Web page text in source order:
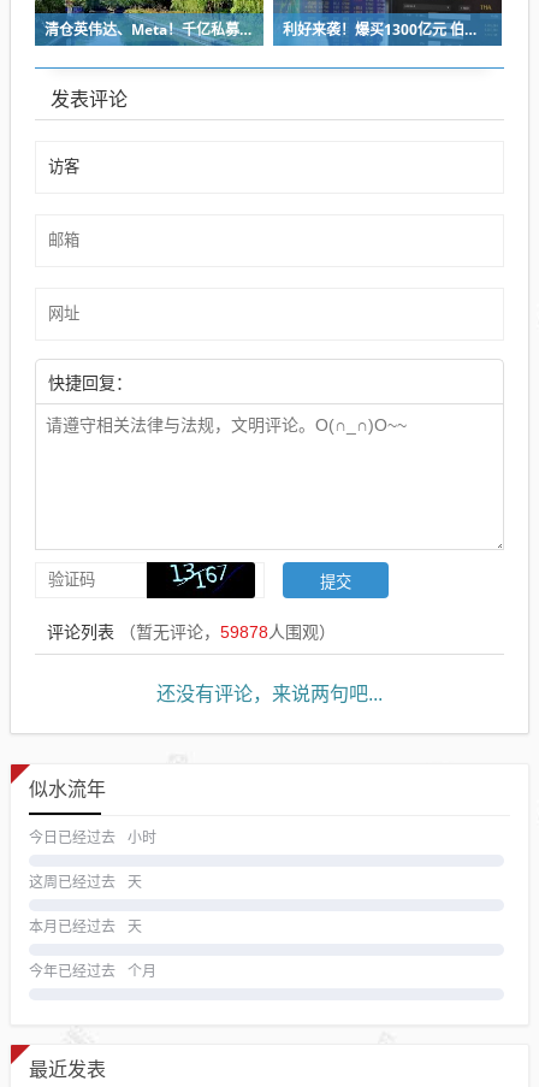
清仓英伟达、Meta！千亿私募巨头美股持仓曝光 利好来袭！爆买1300亿元 伯克希尔罕见出手
发表评论
快捷回复：
评论列表 （暂无评论， 59878人围观）
还没有评论，来说两句吧...
似水流年
今日已经过去 小时
这周已经过去 天
本月已经过去 天
今年已经过去 个月
最近发表